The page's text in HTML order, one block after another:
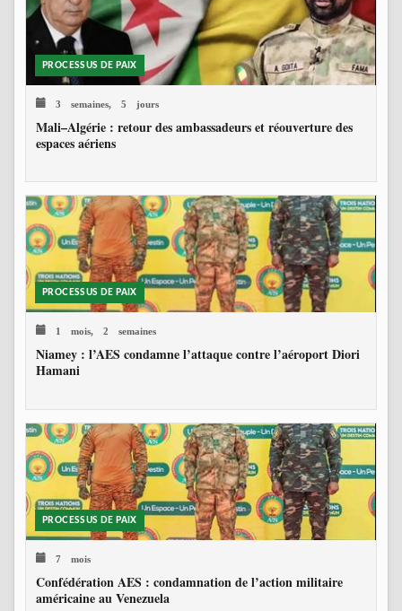
PROCESSUS DE PAIX
3 semaines, 5 jours
Mali–Algérie : retour des ambassadeurs et réouverture des
espaces aériens
PROCESSUS DE PAIX
1 mois, 2 semaines
Niamey : l’AES condamne l’attaque contre l’aéroport Diori
Hamani
PROCESSUS DE PAIX
7 mois
Confédération AES : condamnation de l’action militaire
américaine au Venezuela